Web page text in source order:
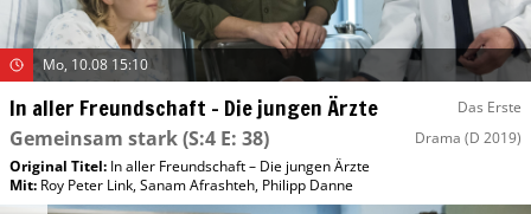
Mo, 10.08 15:10
In aller Freundschaft – Die jungen Ärzte Das Erste
Gemeinsam stark(S:4 E: 38) Drama (D 2019)
Original Titel: In aller Freundschaft – Die jungen Ärzte
Mit: Roy Peter Link,Sanam Afrashteh, Philipp Danne